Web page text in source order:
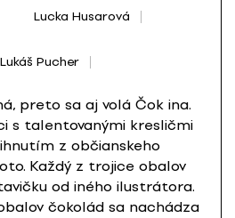
Lucka Husarová
Lukáš Pucher
preto sa aj volá Čok ina.
s talentovanými kresličmi
z občianskeho
Každý z trojice obalov
od iného ilustrátora.
čokolád sa nachádza